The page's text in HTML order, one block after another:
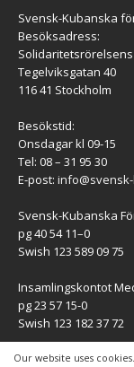
Our website uses
Svensk-Kubanska
Besöksadress:
Tegelviksgatan 40
116 41 Stockholm
Besökstid:
Onsdagar kl 09-15
Tel: 08 – 31 95 30
E-post:
Svensk-Kubanska
pg 40 54 11–0
Swish 123 589 09 75
Insamlingskontot
pg 23 57 15-0
Swish 123 182 37 72
KONTAKT